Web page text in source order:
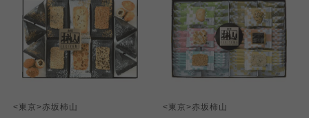
<東京>赤坂柿山 <東京>赤坂柿山